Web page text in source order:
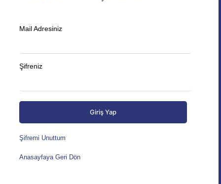
Mail Adresiniz
Şifreniz
Giriş Yap
Şifremi Unuttum
Anasayfaya Geri Dön